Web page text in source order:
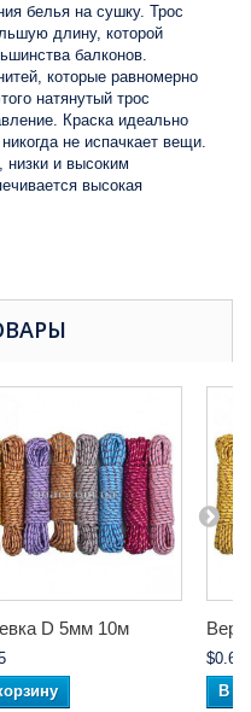
белья на сушку. Трос
длину, которой
балконов.
которые равномерно
натянутый трос
Краска идеально
не испачкает вещи.
низки и высоким
высокая
D 5мм 10м
$0.65
В